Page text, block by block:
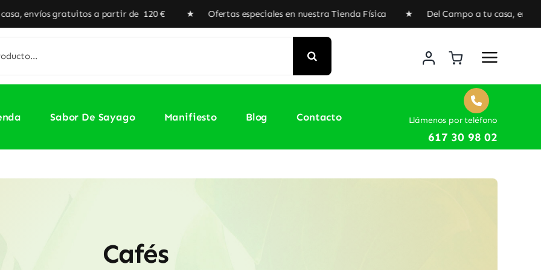
a partir de 120 € ★ Ofertas especiales en nuestra Tienda Física ★ Del Campo a tu casa, envíos gratuitos a
Sabor De Sayago Manifiesto Blog Contacto Llámenos por teléfono
617 30 98 02
Cafés